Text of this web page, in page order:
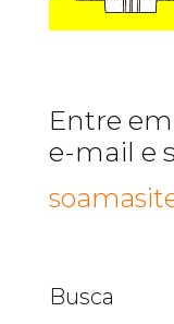
Entre
e-mail e
Busca